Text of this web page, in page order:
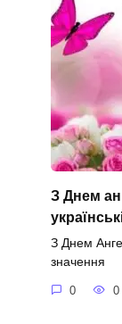
З Днем
З Днем
значення
0 0